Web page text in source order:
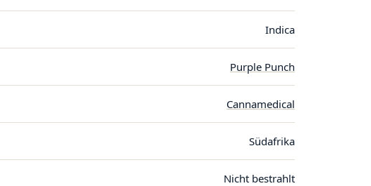
Indica
Purple Punch
Cannamedical
Südafrika
Nicht bestrahlt